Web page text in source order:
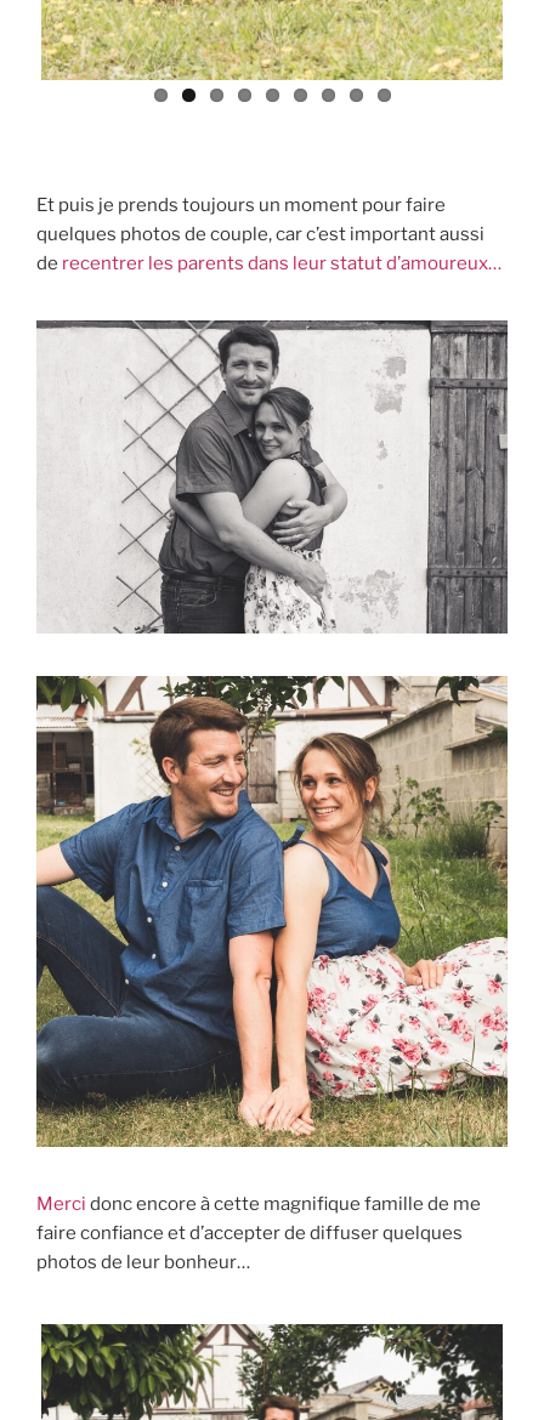
Et puis je prends toujours un moment pour faire
quelques photos de couple, car c’est important aussi
de recentrer les parents dans leur statut d’amoureux…
Merci donc encore à cette magnifique famille de me
faire confiance et d’accepter de diffuser quelques
photos de leur bonheur…